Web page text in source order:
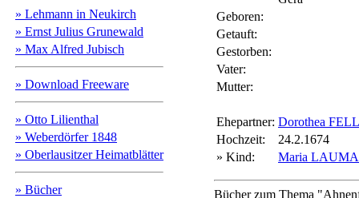
» Lehmann in Neukirch
» Ernst Julius Grunewald
» Max Alfred Jubisch
» Download Freeware
» Otto Lilienthal
» Weberdörfer 1848
» Oberlausitzer Heimatblätter
» Bücher
Geboren:
Getauft:
Gestorben:
Vater:
Mutter:
Ehepartner: Dorothea
Hochzeit:
24.2.1674
» Kind:
Maria
Bücher zum Thema